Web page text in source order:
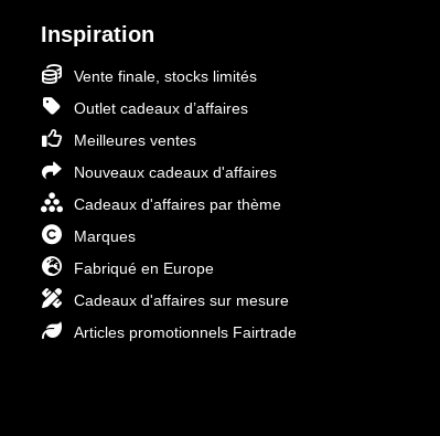
Inspiration
Vente finale, stocks limités
Outlet cadeaux d’affaires
Meilleures ventes
Nouveaux cadeaux d'affaires
Cadeaux d'affaires par thème
Marques
Fabriqué en Europe
Cadeaux d'affaires sur mesure
Articles promotionnels Fairtrade